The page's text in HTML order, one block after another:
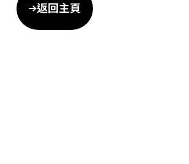
返回主頁